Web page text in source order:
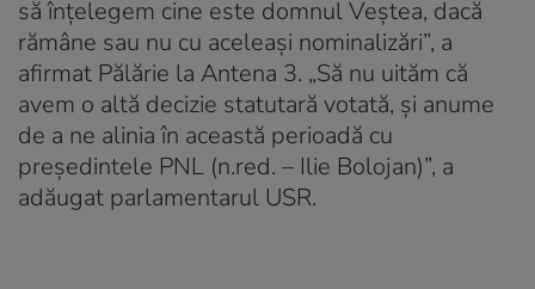
să înțelegem cine este domnul Veștea, dacă
rămâne sau nu cu aceleași nominalizări”, a
afirmat Pălărie la Antena 3. „Să nu uităm că
avem o altă decizie statutară votată, și anume
de a ne alinia în această perioadă cu
președintele PNL (n.red. – Ilie Bolojan)”, a
adăugat parlamentarul USR.